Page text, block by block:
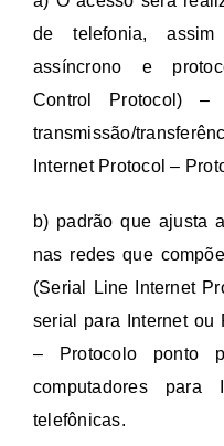
de telefonia,
assíncrono e
Control Protocol) –
transmissão/
Internet Protocol –
b) padrão que ajusta
nas redes que
(Serial Line Internet
serial para Internet ou
– Protocolo ponto
computadores para
telefônicas.